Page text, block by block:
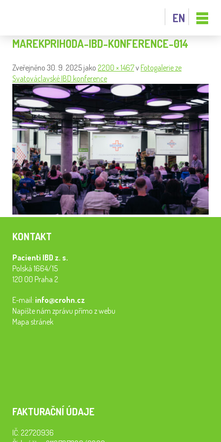
EN
MAREKPRIHODA-IBD-KONFERENCE-014
Zveřejněno 30. 9. 2025 jako 2200 × 1467v Fotogalerie ze
Svatováclavské IBD konference
KONTAKT
Pacienti IBD z. s.
Polská 1664/15
120 00 Praha 2
E-mail: info@crohn.cz
Napište nám zprávu přímo z webu
Mapa stránek
FAKTURAČNÍ ÚDAJE
IČ: 22720936